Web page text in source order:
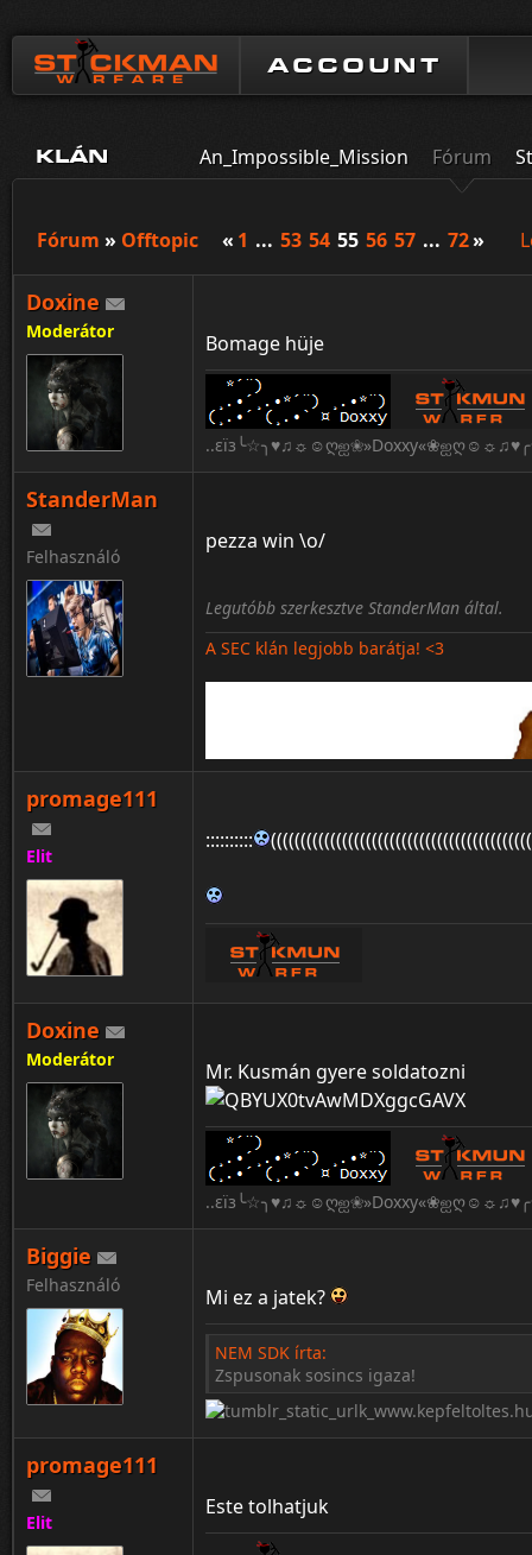
ACCOUNT
KLÁN An_Impossible_Mission Fórum
Fórum » Offtopic « 1 ... 53 54 55 56 57 ... 72»
Doxine
Moderátor Bomage hüje
StanderMan
Felhasználó
pezza win \o/
Legutóbb szerkesztve StanderMan által.
A SEC klán legjobb barátja! <3
promage111
Elit
::::::::::
Doxine
Moderátor Mr. Kusmán gyere soldatozni
Biggie
Felhasználó Mi ez a jatek?
NEM SDK írta:
Zspusonak sosincs igaza!
promage111
Elit
Este tolhatjuk